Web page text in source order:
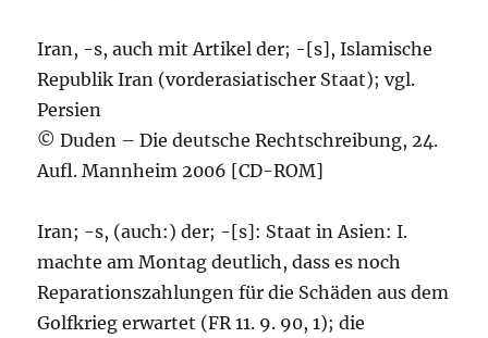
Iran, -s, auch mit Artikel der; -[s], Islamische
Republik Iran (vorderasiatischer Staat); vgl.
Persien
© Duden – Die deutsche Rechtschreibung, 24.
Aufl. Mannheim 2006 [CD-ROM]
Iran; -s, (auch:) der; -[s]: Staat in Asien: I.
machte am Montag deutlich, dass es noch
Reparationszahlungen für die Schäden aus dem
Golfkrieg erwartet (FR 11. 9. 90, 1); die